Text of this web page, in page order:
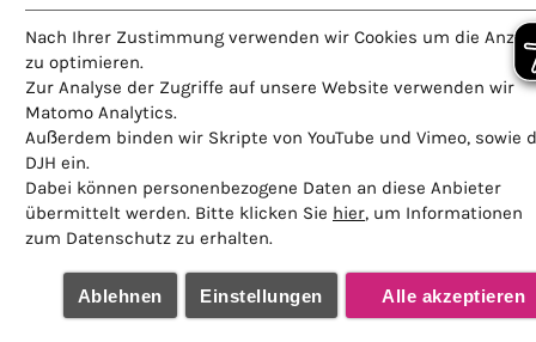
Kontakt
Hotel Deutsche Eiche
Reichenbachstrasse 13
D - 80469 München
Rezeption+49 (89) 23 11 66 - 0
Restaurant
+49 (89) 23 11 66 - 61
Telefax +49 (89) 23 11 66 - 98
Nach Ihrer Zustimmung verwenden wir Cookies um die
zu optimieren.
Zur Analyse der Zugriffe auf unsere Website verwenden wir
Matomo Analytics.
Außerdem binden wir Skripte von YouTube und Vimeo, sowie
DJH ein.
Dabei können personenbezogene Daten an diese Anbieter
übermittelt werden. Bitte klicken Sie hier, um Informationen
zum Datenschutz zu erhalten.
Ablehnen Einstellungen Alle akzeptieren